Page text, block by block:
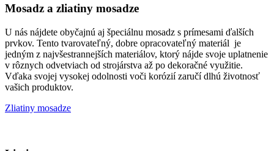
Mosadz a zliatiny mosadze
U nás nájdete obyčajnú aj špeciálnu mosadz s prímesami ďalších
prvkov. Tento tvarovateľný, dobre opracovateľný materiál je
jedným z najvšestrannejších materiálov, ktorý nájde svoje uplatnenie
v rôznych odvetviach od strojárstva až po dekoračné využitie.
Vďaka svojej vysokej odolnosti voči korózií zaručí dlhú životnosť
vašich produktov.
Zliatiny mosadze